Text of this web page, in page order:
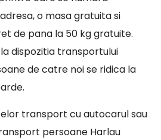
o masa gratuita si
de pana la 50 kg gratuite.
dispozitia transportului
de catre noi se ridica la
transport cu autocarul sau
persoane Harlau